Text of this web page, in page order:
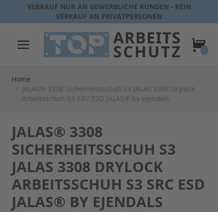
Direkt zum Inhalt
VERKAUF NUR AN GEWERBLICHE KUNDEN - KEIN
VERKAUF AN PRIVATPERSONEN
Home
/
JALAS® 3308 Sicherheitsschuh S3 JALAS 3308 Drylock
Arbeitsschuh S3 SRC ESD JALAS® by ejendals
JALAS® 3308
SICHERHEITSSCHUH S3
JALAS 3308 DRYLOCK
ARBEITSSCHUH S3 SRC ESD
JALAS® BY EJENDALS